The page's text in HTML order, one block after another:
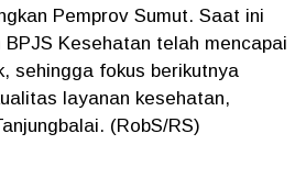
Pemprov Sumut. Saat ini
Kesehatan telah mencapai
sehingga fokus berikutnya
layanan kesehatan,
(RobS/RS)